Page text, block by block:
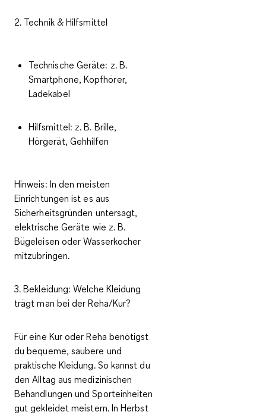
2. Technik & Hilfsmittel
Technische Geräte: z. B.
Smartphone, Kopfhörer,
Ladekabel
Hilfsmittel: z. B. Brille,
Hörgerät, Gehhilfen
Hinweis: In den meisten
Einrichtungen ist es aus
Sicherheitsgründen untersagt,
elektrische Geräte wie z. B.
Bügeleisen oder Wasserkocher
mitzubringen.
3. Bekleidung: Welche Kleidung
trägt man bei der Reha/Kur?
Für eine Kur oder Reha benötigst
du bequeme, saubere und
praktische Kleidung. So kannst du
den Alltag aus medizinischen
Behandlungen und Sporteinheiten
gut gekleidet meistern. In Herbst